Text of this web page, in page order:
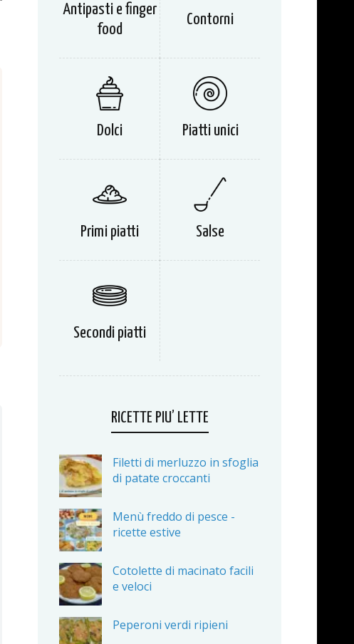
Antipasti e finger
food
Contorni
Dolci Piatti unici
Primi piatti Salse
Secondi piatti
RICETTE PIU’ LETTE
Filetti di merluzzo in sfoglia
di patate croccanti
Menù freddo di pesce -
ricette estive
Cotolette di macinato facili
e veloci
Peperoni verdi ripieni